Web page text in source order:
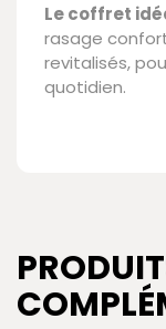
Le coffret
rasage
revitalisés,
quotidien.